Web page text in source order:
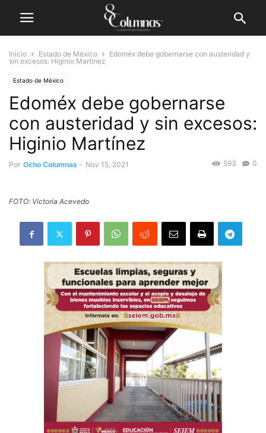
Inicio Estado de México
Edoméx debe gobernarse con austeridad y
sin excesos: Higinio Martínez
Estado de México
Edoméx debe gobernarse
con austeridad y sin excesos:
Higinio Martínez
Por Ocho Columnas - Nov 15, 2021 0
593
FOTO: Victoria Acevedo